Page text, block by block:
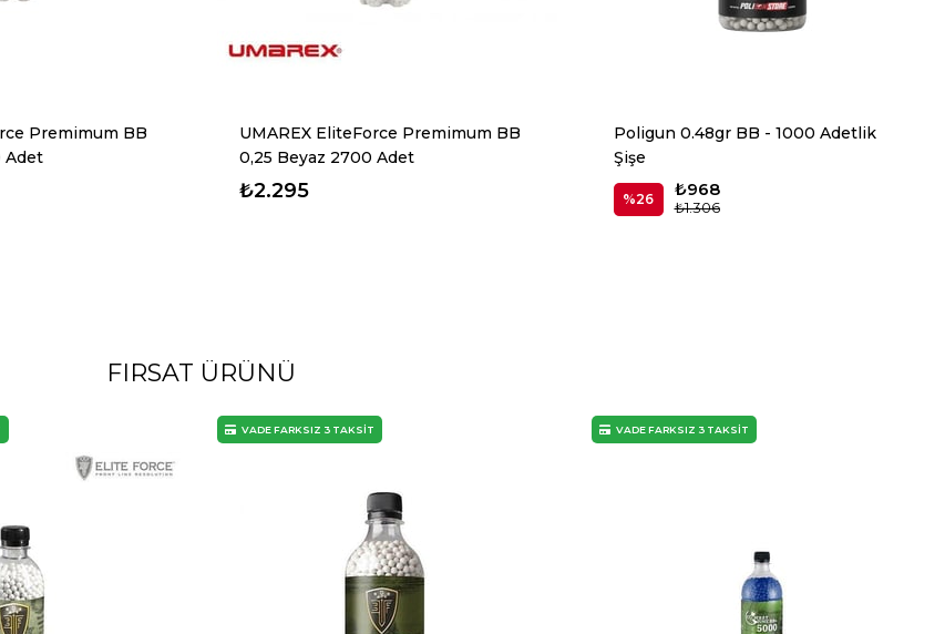
Premimum BB
Adet
UMAREX EliteForce Premimum BB
0,25 Beyaz 2700 Adet
₺2.295
Poligun 0.48gr BB - 1000 Adetlik
Şişe
%26 ₺968
₺1.306
FIRSAT ÜRÜNÜ
VADE FARKSIZ 3 TAKSİT VADE FARKSIZ 3 TAKSİT